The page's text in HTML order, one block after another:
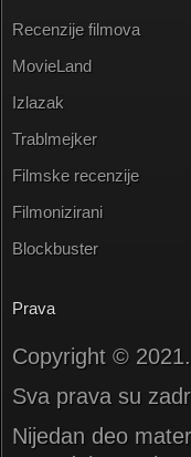
Recenzije filmova
MovieLand
Izlazak
Trablmejker
Filmske recenzije
Filmonizirani
Blockbuster
Prava
Copyright ©
Sva prava su
Nijedan deo